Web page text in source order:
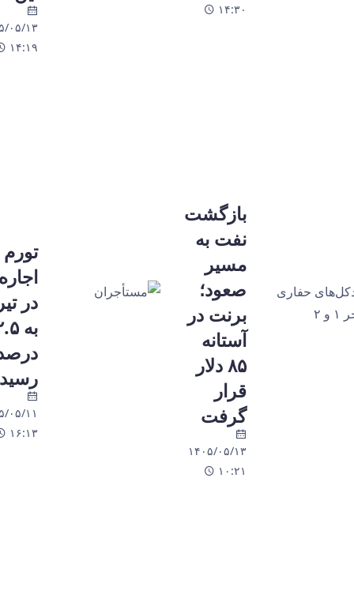
۱۴:۳۰
۱۴۰۵/
۱۴:۱۹
بازگشت
نفت به
مسیر
صعود؛
برنت در
آستانه
۸۵ دلار
قرار
گرفت
۱۴۰۵/۰۵/۱۳
۱۰:۲۱
تورم
در
به
رسید
۱۴۰۵/
۱۶:۱۳